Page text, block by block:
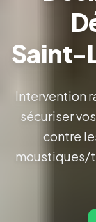
Saint-
Intervention
sécuriser
contre
moustiques/